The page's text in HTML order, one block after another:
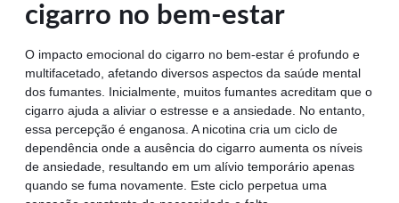
cigarro no bem-estar
O impacto emocional do cigarro no bem-estar é profundo e
multifacetado, afetando diversos aspectos da saúde mental
dos fumantes. Inicialmente, muitos fumantes acreditam que o
cigarro ajuda a aliviar o estresse e a ansiedade. No entanto,
essa percepção é enganosa. A nicotina cria um ciclo de
dependência onde a ausência do cigarro aumenta os níveis
de ansiedade, resultando em um alívio temporário apenas
quando se fuma novamente. Este ciclo perpetua uma